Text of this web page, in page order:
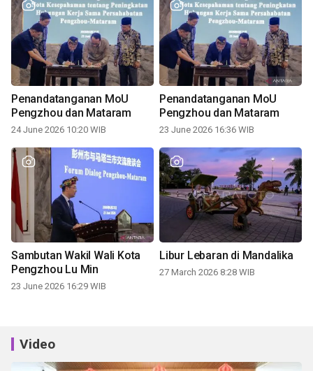
Penandatanganan MoU
Pengzhou dan Mataram
24 June 2026 10:20 WIB
Penandatanganan MoU
Pengzhou dan Mataram
23 June 2026 16:36 WIB
Sambutan Wakil Wali Kota
Pengzhou Lu Min
23 June 2026 16:29 WIB
Libur Lebaran di Mandalika
27 March 2026 8:28 WIB
Video